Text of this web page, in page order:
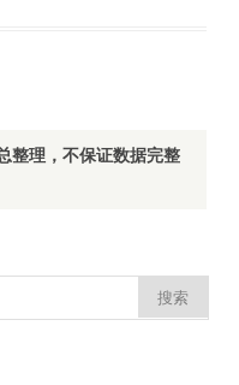
整理，不保证数据完整